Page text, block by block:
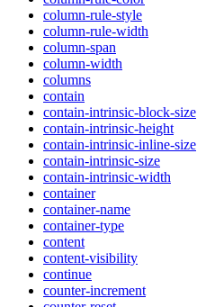
column-rule-style
column-rule-width
column-span
column-width
columns
contain
contain-intrinsic-block-size
contain-intrinsic-height
contain-intrinsic-inline-size
contain-intrinsic-size
contain-intrinsic-width
container
container-name
container-type
content
content-visibility
continue
counter-increment